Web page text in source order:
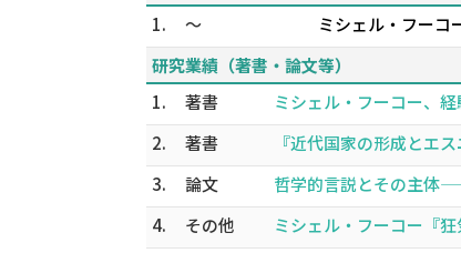
1.
～
ミシェル・フーコ
研究業績（著書・論文等）
1.
著書
ミシェル・フーコー、
2.
著書
『近代国家の形成とエ
3.
論文
哲学的言説とその主体
4.
その他
ミシェル・フーコー『